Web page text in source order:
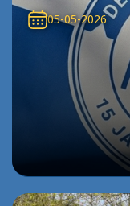
05-05-2026